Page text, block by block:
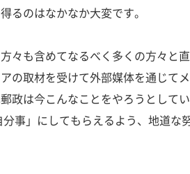
るのはなかなか大変です。
々も含めてなるべく多くの方々と
の取材を受けて外部媒体を通じて
政は今こんなことをやろうとして
事」にしてもらえるよう、地道な